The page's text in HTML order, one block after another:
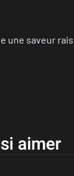
une saveur
aimer